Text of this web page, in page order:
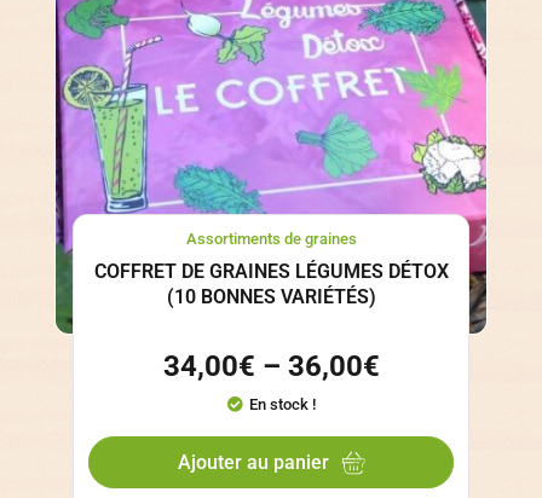
Assortiments de graines
COFFRET DE GRAINES LÉGUMES DÉTOX
(10 BONNES VARIÉTÉS)
34,00€ – 36,00€
En stock !
Ajouter au panier